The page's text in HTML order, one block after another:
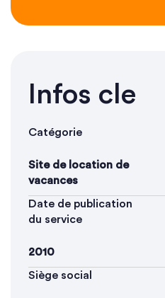
Infos cle
Catégorie
Site de location de
vacances
Date de publication
du service
2010
Siège social